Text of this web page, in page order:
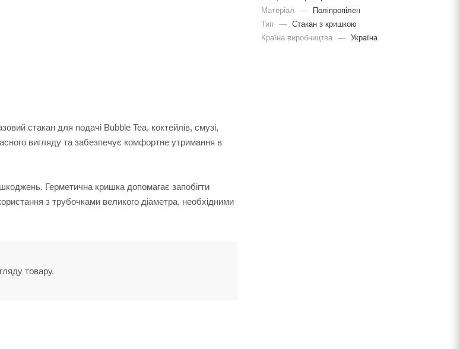
стакан для подачі Bubble Tea, коктейлів, смузі,
вигляду та забезпечує комфортне утримання в
Герметична кришка допомагає запобігти
з трубочками великого діаметра, необхідними
товару.
Матеріал
—
Поліпропілен
Тип
— Стакан з кришкою
Країна виробництва — Україна